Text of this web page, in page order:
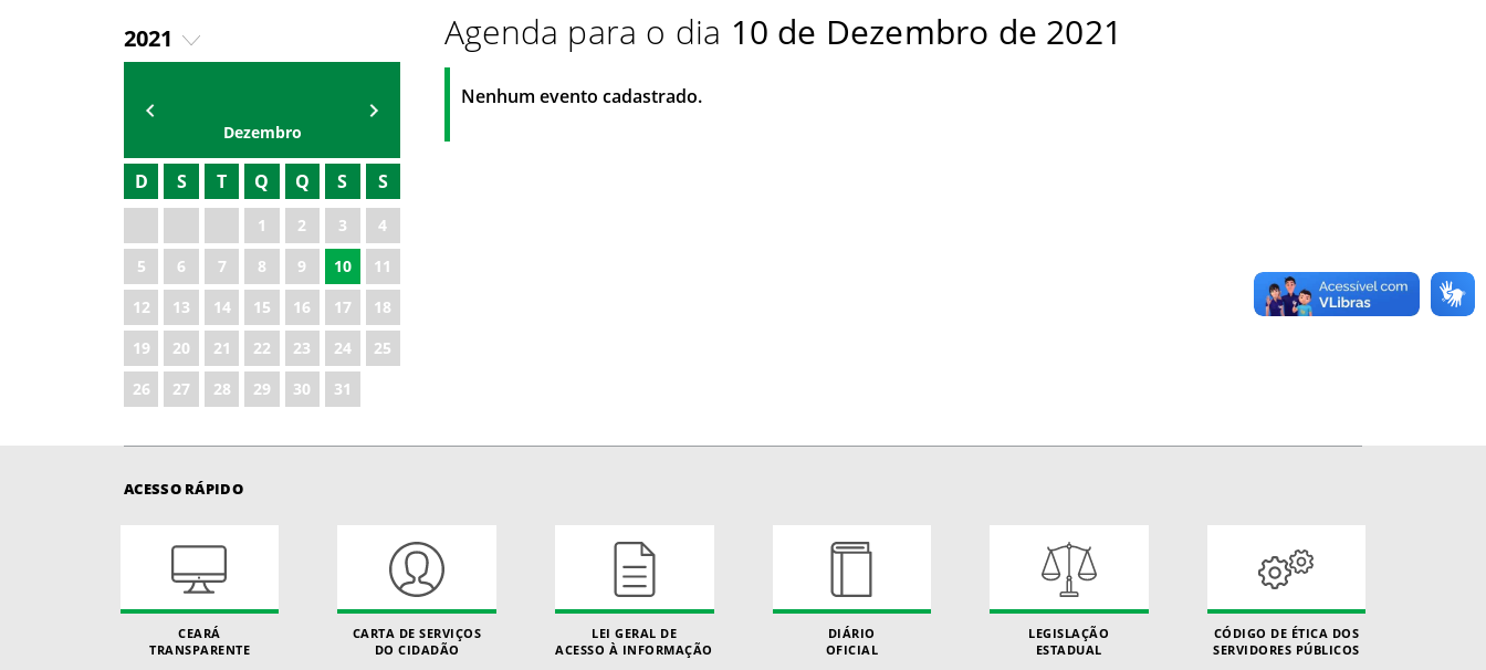
2021
2019
2020
2022
2023
2024
2025
2026
Dezembro
D S T Q Q S S
1 2 3
4
5
6 7 8 9 10
11
12
13 14 15 16 17
18
19
20 21 22 23 24
25
26
27 28 29 30 31
Agenda para o dia 10 de Dezembro de 2021
Nenhum evento cadastrado.
ACESSO RÁPIDO
CEARÁ
TRANSPARENTE
CARTA DE SERVIÇOS
DO CIDADÃO
LEI GERAL DE
ACESSO À INFORMAÇÃO
DIÁRIO
OFICIAL
LEGISLAÇÃO
ESTADUAL
CÓDIGO DE ÉTICA DOS
SERVIDORES PÚBLICOS